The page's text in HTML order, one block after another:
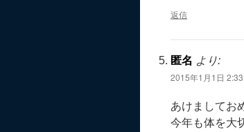
返信
匿名 より:
2015年1月1日
あけましてお
今年も体を大